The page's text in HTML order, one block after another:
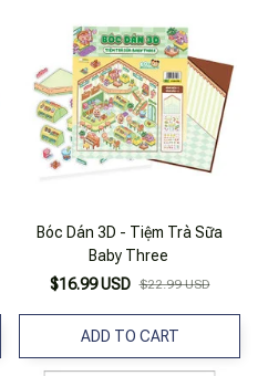
Bóc Dán 3D - Tiệm Trà Sữa
Baby Three
$16.99 USD $22.99 USD
ADD TO CART